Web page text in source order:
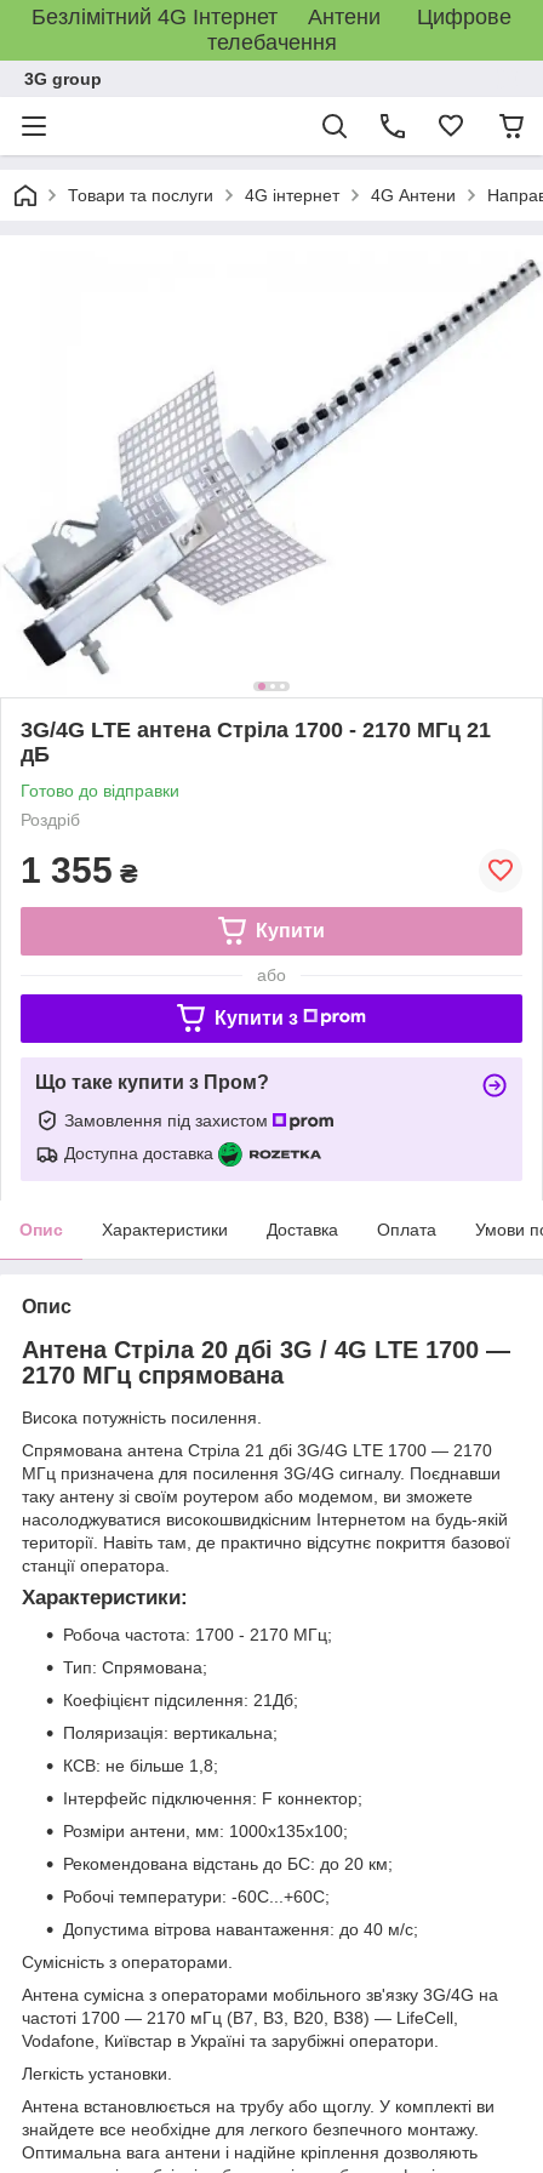
Безлімітний 4G Інтернет Антени Цифрове
телебачення
3G group
Товари та послуги 4G інтернет 4G Антени
3G/4G LTE антена Стріла 1700 - 2170 МГц 21
дБ
Готово до відправки
Роздріб
1 355 ₴
Купити
або
Купити з
Що таке купити з Пром?
Замовлення під захистом
Доступна доставка
Опис Характеристики Доставка Оплата Умови
Опис
Антена Стріла 20 дбі 3G / 4G LTE 1700 —
2170 МГц спрямована
Висока потужність посилення.
Спрямована антена Стріла 21 дбі 3G/4G LTE 1700 — 2170
МГц призначена для посилення 3G/4G сигналу. Поєднавши
таку антену зі своїм роутером або модемом, ви зможете
насолоджуватися високошвидкісним Інтернетом на будь-якій
території. Навіть там, де практично відсутнє покриття базової
станції оператора.
Характеристики:
Робоча частота: 1700 - 2170 МГц;
Тип: Спрямована;
Коефіцієнт підсилення: 21Дб;
Поляризація: вертикальна;
КСВ: не більше 1,8;
Інтерфейс підключення: F коннектор;
Розміри антени, мм: 1000х135х100;
Рекомендована відстань до БС: до 20 км;
Робочі температури: -60С...+60С;
Допустима вітрова навантаження: до 40 м/с;
Сумісність з операторами.
Антена сумісна з операторами мобільного зв'язку 3G/4G на
частоті 1700 — 2170 мГц (B7, B3, B20, B38) — LifeCell,
Vodafone, Київстар в Україні та зарубіжні оператори.
Легкість установки.
Антена встановлюється на трубу або щоглу. У комплекті ви
знайдете все необхідне для легкого безпечного монтажу.
Оптимальна вага антени і надійне кріплення дозволяють